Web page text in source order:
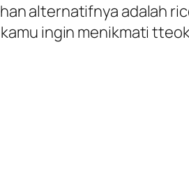
alternatifnya adalah
ingin menikmati